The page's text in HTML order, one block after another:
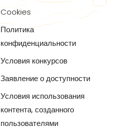
Cookies
Политика
конфиденциальности
Условия конкурсов
Заявление о доступности
Условия использования
контента, созданного
пользователями